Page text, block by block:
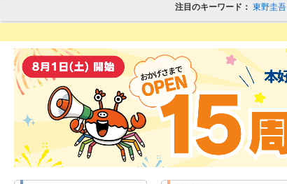
注目のキーワード： 東野圭吾